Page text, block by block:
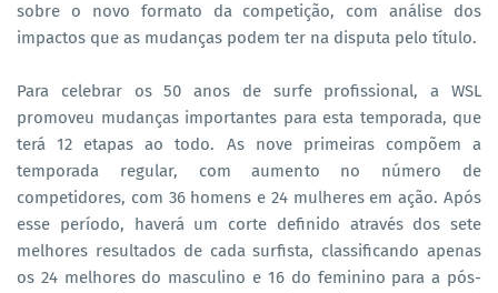
sobre o novo formato da competição, com análise dos
impactos que as mudanças podem ter na disputa pelo título.
Para celebrar os 50 anos de surfe profissional, a WSL
promoveu mudanças importantes para esta temporada, que
terá 12 etapas ao todo. As nove primeiras compõem a
temporada regular, com aumento no número de
competidores, com 36 homens e 24 mulheres em ação. Após
esse período, haverá um corte definido através dos sete
melhores resultados de cada surfista, classificando apenas
os 24 melhores do masculino e 16 do feminino para a pós-